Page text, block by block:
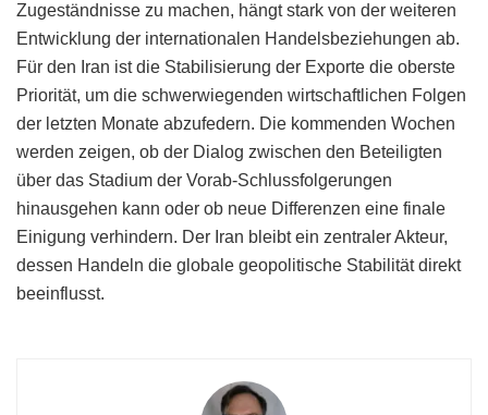
Zugeständnisse zu machen, hängt stark von der weiteren
Entwicklung der internationalen Handelsbeziehungen ab.
Für den Iran ist die Stabilisierung der Exporte die oberste
Priorität, um die schwerwiegenden wirtschaftlichen Folgen
der letzten Monate abzufedern. Die kommenden Wochen
werden zeigen, ob der Dialog zwischen den Beteiligten
über das Stadium der Vorab-Schlussfolgerungen
hinausgehen kann oder ob neue Differenzen eine finale
Einigung verhindern. Der Iran bleibt ein zentraler Akteur,
dessen Handeln die globale geopolitische Stabilität direkt
beeinflusst.